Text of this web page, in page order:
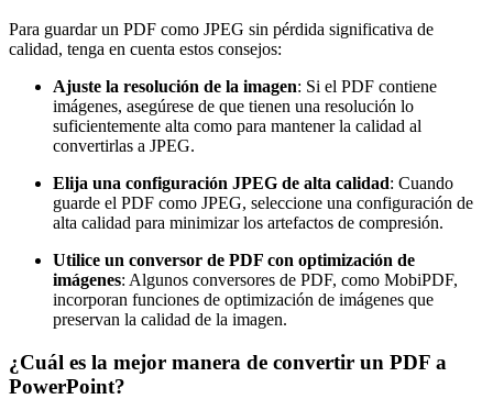
Para guardar un PDF como JPEG sin pérdida significativa de
calidad, tenga en cuenta estos consejos:
Ajuste la resolución de la imagen: Si el PDF contiene
imágenes, asegúrese de que tienen una resolución lo
suficientemente alta como para mantener la calidad al
convertirlas a JPEG.
Elija una configuración JPEG de alta calidad: Cuando
guarde el PDF como JPEG, seleccione una configuración de
alta calidad para minimizar los artefactos de compresión.
Utilice un conversor de PDF con optimización de
imágenes: Algunos conversores de PDF, como MobiPDF,
incorporan funciones de optimización de imágenes que
preservan la calidad de la imagen.
¿Cuál es la mejor manera de convertir un PDF a
PowerPoint?